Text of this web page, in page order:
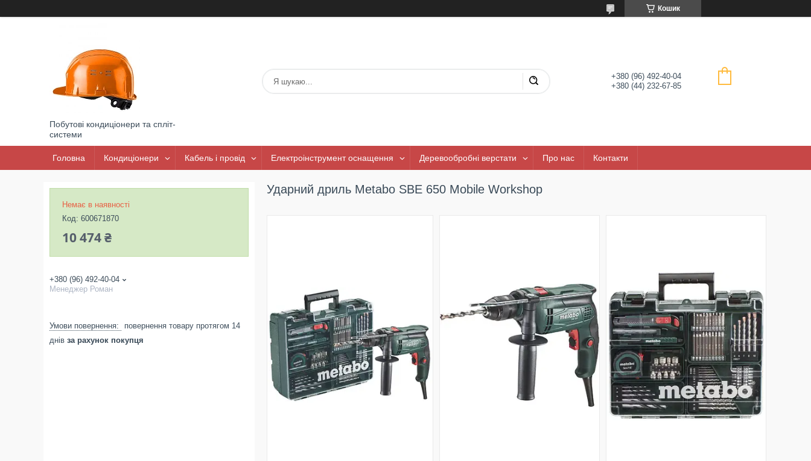
Кошик
Побутові кондиціонери та спліт-
системи
+380 (96) 492-40-04
+380 (44) 232-67-85
Головна Кондиціонери Кабель і провід Електроінструмент оснащення Деревообробні верстати Про нас Контакти
Ударний дриль Metabo SBE 650 Mobile Workshop
Немає в наявності
Код: 600671870
10 474 ₴
+380 (96) 492-40-04
Менеджер Роман
повернення товару протягом 14
днів за рахунок покупця